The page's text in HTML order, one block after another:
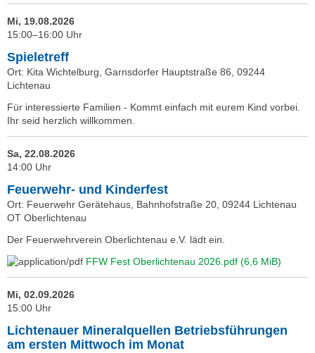
Mi, 19.08.2026
15:00–16:00 Uhr
Spieletreff
Ort: Kita Wichtelburg, Garnsdorfer Hauptstraße 86, 09244
Lichtenau
Für interessierte Familien - Kommt einfach mit eurem Kind vorbei.
Ihr seid herzlich willkommen.
Sa, 22.08.2026
14:00 Uhr
Feuerwehr- und Kinderfest
Ort: Feuerwehr Gerätehaus, Bahnhofstraße 20, 09244 Lichtenau
OT Oberlichtenau
Der Feuerwehrverein Oberlichtenau e.V. lädt ein.
FFW Fest Oberlichtenau 2026.pdf (6,6 MiB)
Mi, 02.09.2026
15:00 Uhr
Lichtenauer Mineralquellen Betriebsführungen
am ersten Mittwoch im Monat